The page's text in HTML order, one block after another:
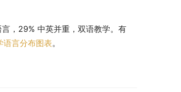
，29% 中英并重，双语教学。有
语言分布图表。